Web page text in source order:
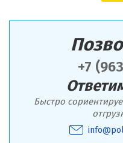
+7
Быстро